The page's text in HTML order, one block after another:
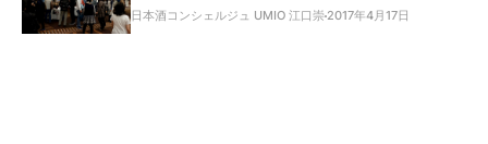
日本酒コンシェルジュ UMIO 江口崇 2017年4月17日